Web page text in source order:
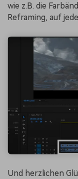
wie z.B. die
Reframing, auf
Und herzlichen